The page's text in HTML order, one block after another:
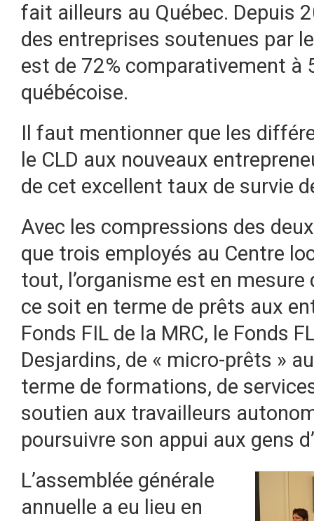
fait ailleurs au Québec. Depuis
des entreprises soutenues par
est de 72% comparativement à
québécoise.
Il faut mentionner que les
le CLD aux nouveaux
de cet excellent taux de survie
Avec les compressions des
que trois employés au Centre
tout, l’organisme est en
ce soit en terme de prêts aux
Fonds FIL de la MRC, le Fonds
Desjardins, de « micro-prêts »
terme de formations, de
soutien aux travailleurs
poursuivre son appui aux gens
L’assemblée générale
annuelle a eu lieu en